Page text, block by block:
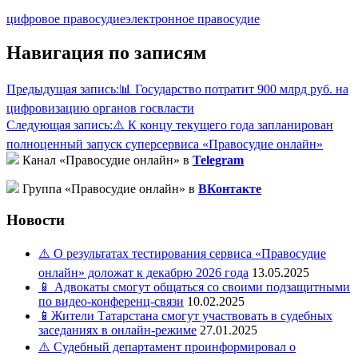
цифровое правосудиеэлектронное правосудие
Навигация по записям
Предыдущая запись:📊 Государство потратит 900 млрд руб. на
цифровизацию органов госвласти
Следующая запись:⚠️ К концу текущего года запланирован
полноценный запуск суперсервиса «Правосудие онлайн»
Канал «Правосудие онлайн» в Telegram
Группа «Правосудие онлайн» в ВКонтакте
Новости
⚠️ О результатах тестирования сервиса «Правосудие
онлайн» доложат к декабрю 2026 года 13.05.2025
📱 Адвокаты смогут общаться со своими подзащитными
по видео-конференц-связи 10.02.2025
📱Жители Татарстана смогут участвовать в судебных
заседаниях в онлайн-режиме 27.01.2025
⚠️ Судебный департамент проинформировал о